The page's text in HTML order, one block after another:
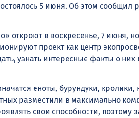
5 июня. Об этом сообщил
откроют в воскресенье, 7 июня,
проект как центр
узнать интересные факты о них
еноты, бурундуки,
разместили в максимально
свои способности, поэтому